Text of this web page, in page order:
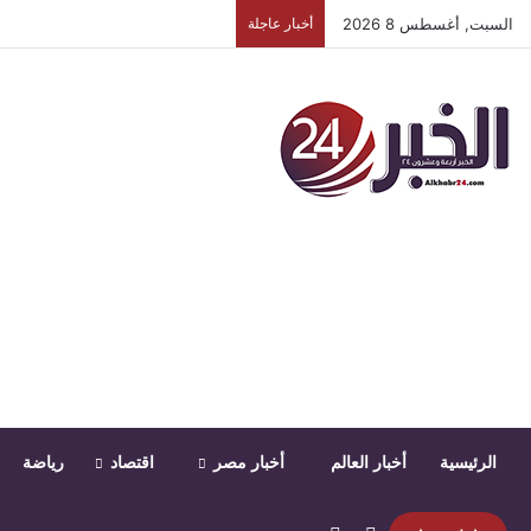
السبت, أغسطس 8 2026 أخبار عاجلة
الرئيسية أخبار العالم أخبار مصر اقتصاد رياضة